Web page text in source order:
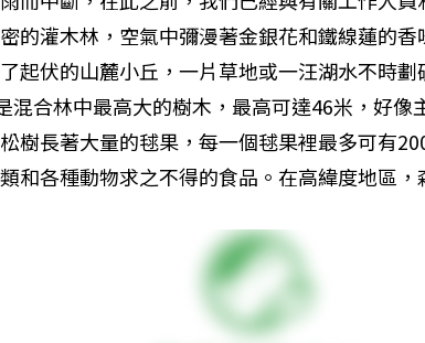
的灌木林，空氣中彌漫著金銀花和鐵線蓮的
起伏的山麓小丘，一片草地或一汪湖水不時
混合林中最高大的樹木，最高可達46米，好像
樹長著大量的毬果，每一個毬果裡最多可有
和各種動物求之不得的食品。在高緯度地區，